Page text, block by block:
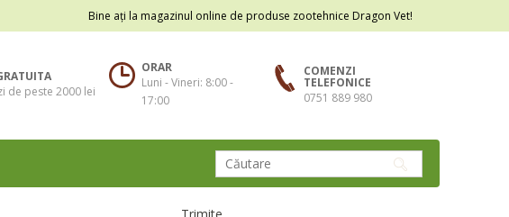
Bine ați la magazinul online de produse zootehnice Dragon Vet!
de peste 2000 lei
ORAR
Luni - Vineri: 8:00 -
17:00
COMENZI
TELEFONICE
0751 889 980